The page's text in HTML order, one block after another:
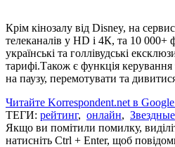
Крім кінозалу від Disney, на
телеканалів у HD і 4К, та 10 000+
українські та голлівудські
тарифі.Також є функція
на паузу, перемотувати та
Читайте Korrespondent.net в
ТЕГИ: рейтинг, онлайн,
Якщо ви помітили помилку,
натисніть Ctrl + Enter, щоб